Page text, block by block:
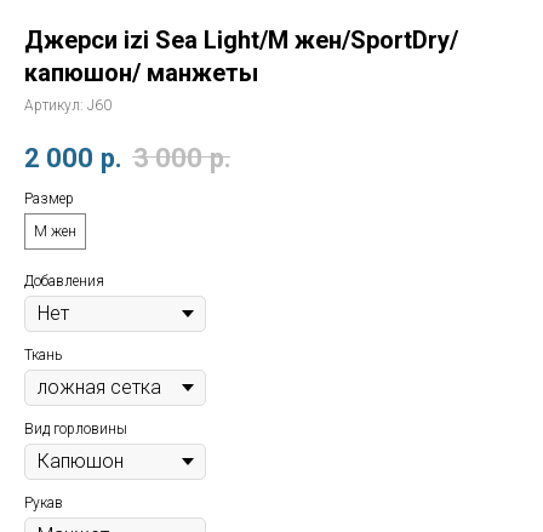
Джерси izi Sea Light/M жен/SportDry/
капюшон/ манжеты
Артикул: J60
2 000 р. 3 000 р.
Размер
M жен
Добавления
Ткань
Вид горловины
Рукав